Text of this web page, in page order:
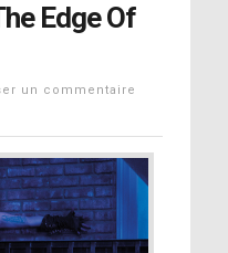
Edge Of
un commentaire